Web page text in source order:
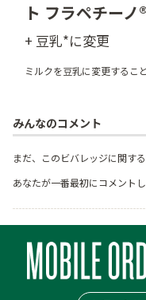
ト フラペチーノ®
+ 豆乳*に変更
ミルクを豆乳に変更するこ
みんなのコメント
まだ、このビバレッジに関す
あなたが一番最初にコメントし